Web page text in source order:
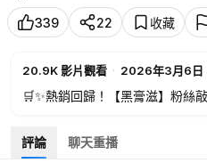
339 22 收藏
20.9K影片觀看 · 2026年3月6日
🛒✨熱銷回歸！【黑膏滋】粉絲
🔥 240g 大容量裝👉
irect=/products/
評論 聊天重播